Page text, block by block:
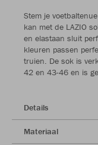
Stem je
kan met de LAZIO
en elastaan sluit
kleuren passen
truien. De sok is
42 en 43-46 en is
Details
Materiaal